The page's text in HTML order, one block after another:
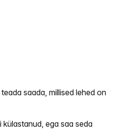
saada, millised lehed on
ega saa seda